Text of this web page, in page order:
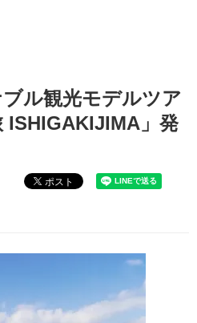
ル観光モデルツア
ISHIGAKIJIMA」発
ポスト